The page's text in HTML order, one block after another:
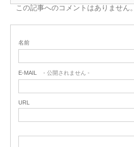
この記事へのコメントはありません。
名前
E-MAIL - 公開されません -
URL